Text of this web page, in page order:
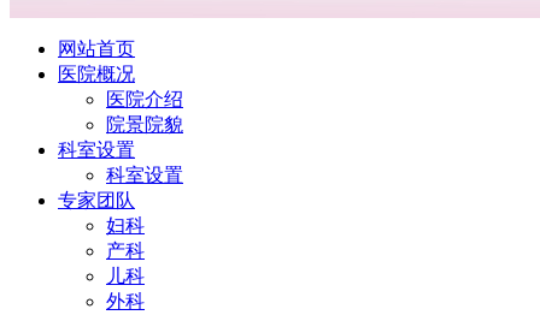
网站首页
医院概况
医院介绍
院景院貌
科室设置
科室设置
专家团队
妇科
产科
儿科
外科